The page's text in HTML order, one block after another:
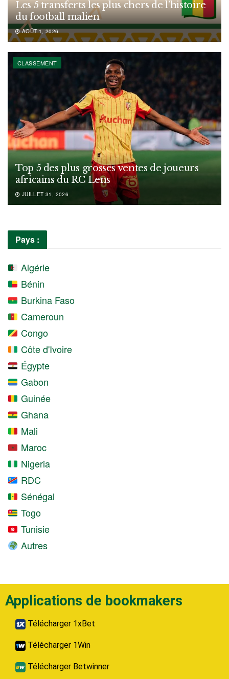
Les 5 transferts les plus chers de l’histoire
du football malien
AOÛT 1, 2026
CLASSEMENT
Top 5 des plus grosses ventes de joueurs
africains du RC Lens
JUILLET 31, 2026
Pays :
Algérie
Bénin
Burkina Faso
Cameroun
Congo
Côte d'Ivoire
Égypte
Gabon
Guinée
Ghana
Mali
Maroc
Nigeria
RDC
Sénégal
Togo
Tunisie
Autres
Applications de bookmakers
Télécharger 1xBet
Télécharger 1Win
Télécharger Betwinner